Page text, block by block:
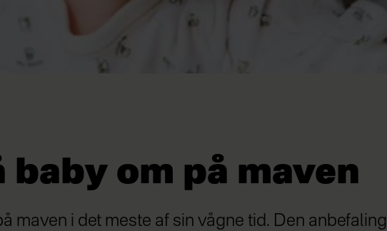
baby om på maven
maven i det meste af sin vågne tid. Den anbefaling